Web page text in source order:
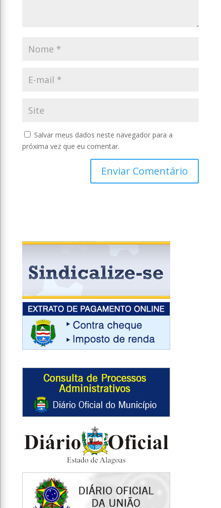
Salvar meus dados neste navegador para a
próxima vez que eu comentar.